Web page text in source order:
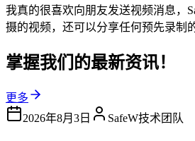
我真的很喜欢向朋友发送视频消息，
摄的视频，还可以分享任何预先录制
掌握我们的最新资讯！
更多
2026年8月3日
SafeW技术团队